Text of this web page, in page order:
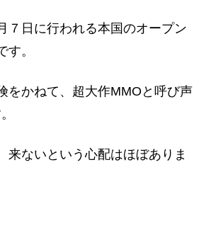
７日に行われる本国のオープン
。
をかねて、超大作MMOと呼び声
来ないという心配はほぼありま